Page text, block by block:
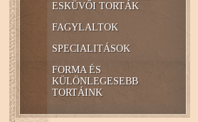
ESKÜVŐI TORTÁK
FAGYLALTOK
SPECIALITÁSOK
FORMA ÉS
KÜLÖNLEGESEBB
TORTÁINK